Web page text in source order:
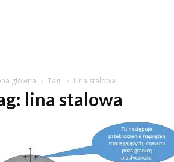
główna Tagi Lina stalowa
lina stalowa